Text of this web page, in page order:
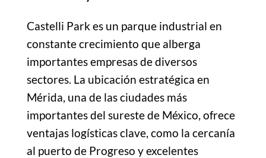
Castelli Park es un parque industrial en
constante crecimiento que alberga
importantes empresas de diversos
sectores. La ubicación estratégica en
Mérida, una de las ciudades más
importantes del sureste de México, ofrece
ventajas logísticas clave, como la cercanía
al puerto de Progreso y excelentes